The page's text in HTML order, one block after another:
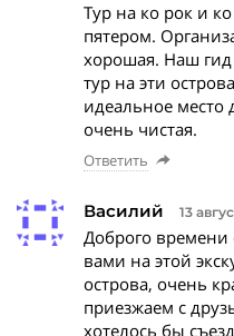
Тур на ко рок и
пятером.
хорошая. Наш гид
тур на эти
идеальное место
очень чистая.
Ответить
Василий 13
Доброго времени
вами на этой
острова, очень
приезжаем с
хотелось бы